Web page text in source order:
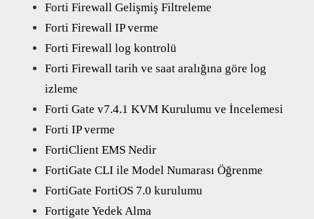
Forti Firewall Gelişmiş Filtreleme
Forti Firewall IP verme
Forti Firewall log kontrolü
Forti Firewall tarih ve saat aralığına göre log
izleme
Forti Gate v7.4.1 KVM Kurulumu ve İncelemesi
Forti IP verme
FortiClient EMS Nedir
FortiGate CLI ile Model Numarası Öğrenme
FortiGate FortiOS 7.0 kurulumu
Fortigate Yedek Alma